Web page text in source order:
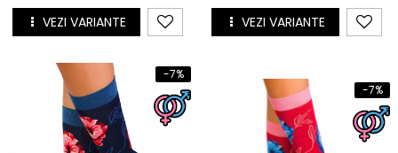
VEZI VARIANTE VEZI VARIANTE
-7%
-7%